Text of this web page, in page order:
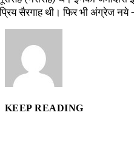
सैरगाह थी। फिर भी अंग्रेज
KEEP READING